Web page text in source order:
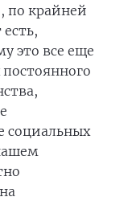
по крайней
это все еще
социальных